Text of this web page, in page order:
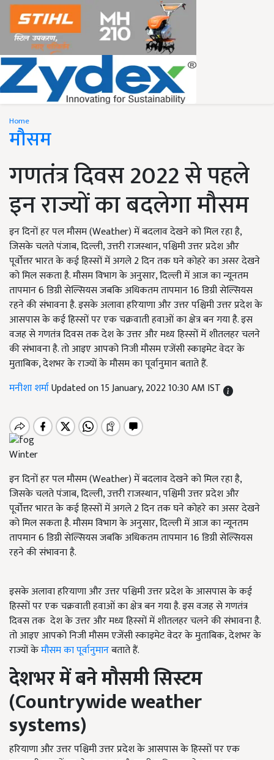
Home
मौसम
गणतंत्र दिवस 2022 से पहले
इन राज्यों का बदलेगा मौसम
इन दिनों हर पल मौसम (Weather) में बदलाव देखने को मिल रहा है,
जिसके चलते पंजाब, दिल्ली, उत्तरी राजस्थान, पश्चिमी उत्तर प्रदेश और
पूर्वोत्तर भारत के कई हिस्सों में अगले 2 दिन तक घने कोहरे का असर देखने
को मिल सकता है. मौसम विभाग के अनुसार, दिल्ली में आज का न्यूनतम
तापमान 6 डिग्री सेल्सियस जबकि अधिकतम तापमान 16 डिग्री सेल्सियस
रहने की संभावना है. इसके अलावा हरियाणा और उत्तर पश्चिमी उत्तर प्रदेश के
आसपास के कई हिस्सों पर एक चक्रवाती हवाओं का क्षेत्र बन गया है. इस
वजह से गणतंत्र दिवस तक देश के उत्तर और मध्य हिस्सों में शीतलहर चलने
की संभावना है. तो आइए आपको निजी मौसम एजेंसी स्काइमेट वेदर के
मुताबिक, देशभर के राज्यों के मौसम का पूर्वानुमान बताते हैं.
मनीशा शर्माUpdated on 15 January, 2022 10:30 AM IST
Winter
इन दिनों हर पल मौसम (Weather) में बदलाव देखने को मिल रहा है,
जिसके चलते पंजाब, दिल्ली, उत्तरी राजस्थान, पश्चिमी उत्तर प्रदेश और
पूर्वोत्तर भारत के कई हिस्सों में अगले 2 दिन तक घने कोहरे का असर देखने
को मिल सकता है. मौसम विभाग के अनुसार, दिल्ली में आज का न्यूनतम
तापमान 6 डिग्री सेल्सियस जबकि अधिकतम तापमान 16 डिग्री सेल्सियस
रहने की संभावना है.
इसके अलावा हरियाणा और उत्तर पश्चिमी उत्तर प्रदेश के आसपास के कई
हिस्सों पर एक चक्रवाती हवाओं का क्षेत्र बन गया है. इस वजह से गणतंत्र
दिवस तक देश के उत्तर और मध्य हिस्सों में शीतलहर चलने की संभावना है.
तो आइए आपको निजी मौसम एजेंसी स्काइमेट वेदर के मुताबिक, देशभर के
राज्यों केमौसम का पूर्वानुमानबताते हैं.
देशभर में बने मौसमी सिस्टम
(Countrywide weather
systems)
हरियाणा और उत्तर पश्चिमी उत्तर प्रदेश के आसपास के हिस्सों पर एक